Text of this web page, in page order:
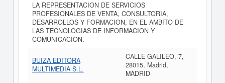
LA REPRESENTACION DE SERVICIOS
PROFESIONALES DE VENTA, CONSULTORIA,
DESARROLLOS Y FORMACION, EN EL AMBITO DE
LAS TECNOLOGIAS DE INFORMACION Y
COMUNICACION.
BUIZA EDITORA
MULTIMEDIA S.L.
CALLE GALILEO, 7,
28015, Madrid,
MADRID